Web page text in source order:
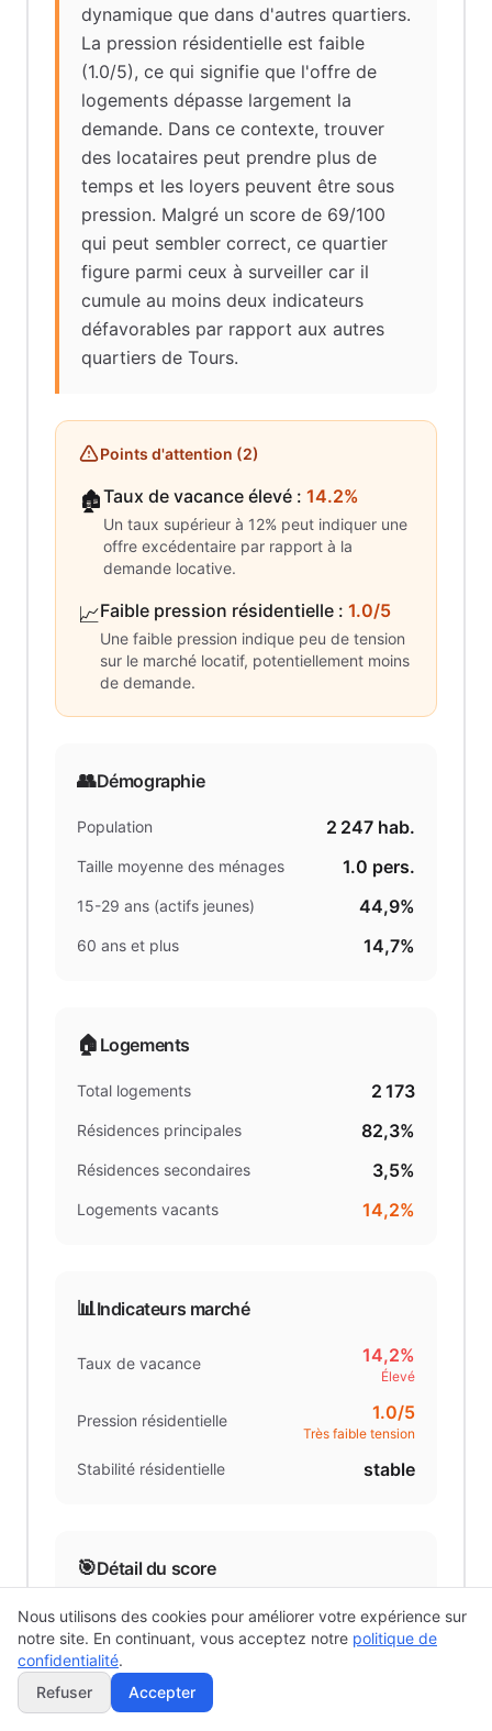
dynamique que dans d'autres quartiers.
La pression résidentielle est faible
(1.0/5), ce qui signifie que l'offre de
logements dépasse largement la
demande. Dans ce contexte, trouver
des locataires peut prendre plus de
temps et les loyers peuvent être sous
pression. Malgré un score de 69/100
qui peut sembler correct, ce quartier
figure parmi ceux à surveiller car il
cumule au moins deux indicateurs
défavorables par rapport aux autres
quartiers de Tours.
Points d'attention (2)
🏚️Taux de vacance élevé : 14.2%
Un taux supérieur à 12% peut indiquer une
offre excédentaire par rapport à la
demande locative.
📈Faible pression résidentielle : 1.0/5
Une faible pression indique peu de tension
sur le marché locatif, potentiellement moins
de demande.
👥Démographie
Population 2 247 hab.
Taille moyenne des ménages 1.0 pers.
15-29 ans (actifs jeunes) 44,9%
60 ans et plus 14,7%
🏠 Logements
Total logements 2 173
Résidences principales 82,3%
Résidences secondaires 3,5%
Logements vacants 14,2%
📊Indicateurs marché
Taux de vacance 14,2%
Élevé
Pression résidentielle 1.0/5
Très faible tension
Stabilité résidentielle stable
🎯Détail du score
Accessibilité marché 22.3/25
Potentiel locatif 13.2/30
Démographie
Volume & qualité
Nous utilisons des cookies pour améliorer votre expérience sur
notre site. En continuant, vous acceptez notre politique de
confidentialité.
Refuser
Accepter